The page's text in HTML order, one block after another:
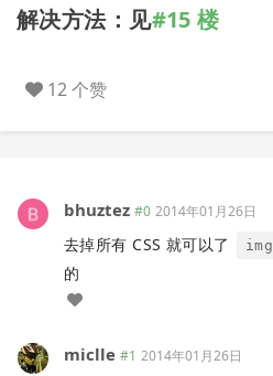
解决方法：见#15 楼
12 个赞
bhuztez #0 2014年01月26日
去掉所有 CSS 就可以了 img
的
miclle #1 2014年01月26日